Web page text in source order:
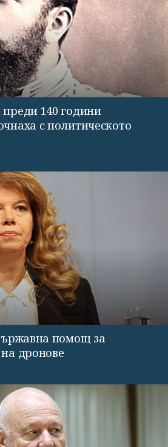
140 години
с политическото
помощ за
дронове